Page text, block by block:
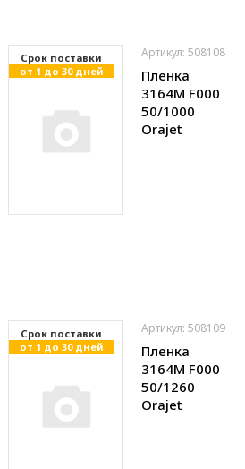
Cрок поставки
от 1 до 30 дней
Артикул: 508108
Пленка
3164M F000
50/1000
Orajet
Cрок поставки
от 1 до 30 дней
Артикул: 508109
Пленка
3164M F000
50/1260
Orajet